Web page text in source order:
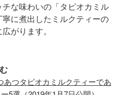
な味わいの「タピオカミル
に煮出したミルクティーの
がります。
つタピオカミルクティーであ